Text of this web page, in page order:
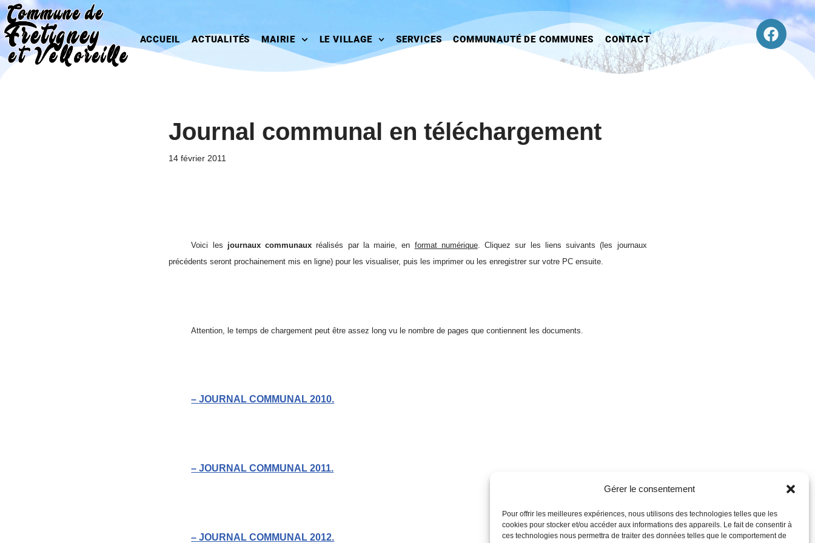
Gérer le consentement
Pour offrir les meilleures expériences, nous utilisons des technologies telles que les
cookies pour stocker et/ou accéder aux informations des appareils. Le fait de consentir à
ces technologies nous permettra de traiter des données telles que le comportement de
Aller
au
contenu
ACCUEIL ACTUALITÉS MAIRIE LE VILLAGE SERVICES COMMUNAUTÉ DE COMMUNES CONTACT
Journal communal en téléchargement
14 février 2011
Voici les journaux communaux réalisés par la mairie, en format numérique. Cliquez sur les liens suivants (les journaux
précédents seront prochainement mis en ligne) pour les visualiser, puis les imprimer ou les enregistrer sur votre PC ensuite.
Attention, le temps de chargement peut être assez long vu le nombre de pages que contiennent les documents.
– JOURNAL COMMUNAL 2010.
– JOURNAL COMMUNAL 2011.
– JOURNAL COMMUNAL 2012.